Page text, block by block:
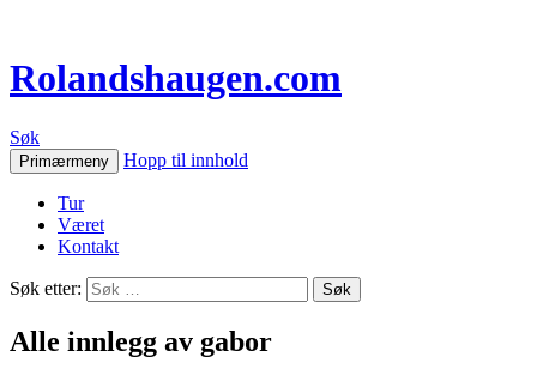
Rolandshaugen.com
Søk
Primærmeny Hopp til innhold
Tur
Været
Kontakt
Søk etter:
Alle innlegg av gabor